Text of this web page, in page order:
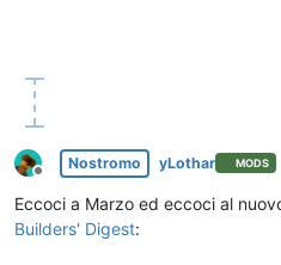
Non in linea
Nostromo yLothar MODS
Eccoci a Marzo ed eccoci al
Builders' Digest: